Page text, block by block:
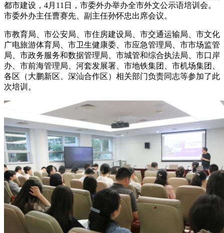
都市建设，4月11日，市委外办举办全市外文公示语培训会。
市委外办主任曹赛先、副主任孙怀忠出席会议。
市教育局、市公安局、市住房建设局、市交通运输局、市文化
广电旅游体育局、市卫生健康委、市应急管理局、市市场监管
局、市政务服务和数据管理局、市城管和综合执法局、市口岸
办、市前海管理局、河套发展署、市地铁集团、市机场集团、
各区（大鹏新区、深汕合作区）相关部门负责同志等参加了此
次培训。